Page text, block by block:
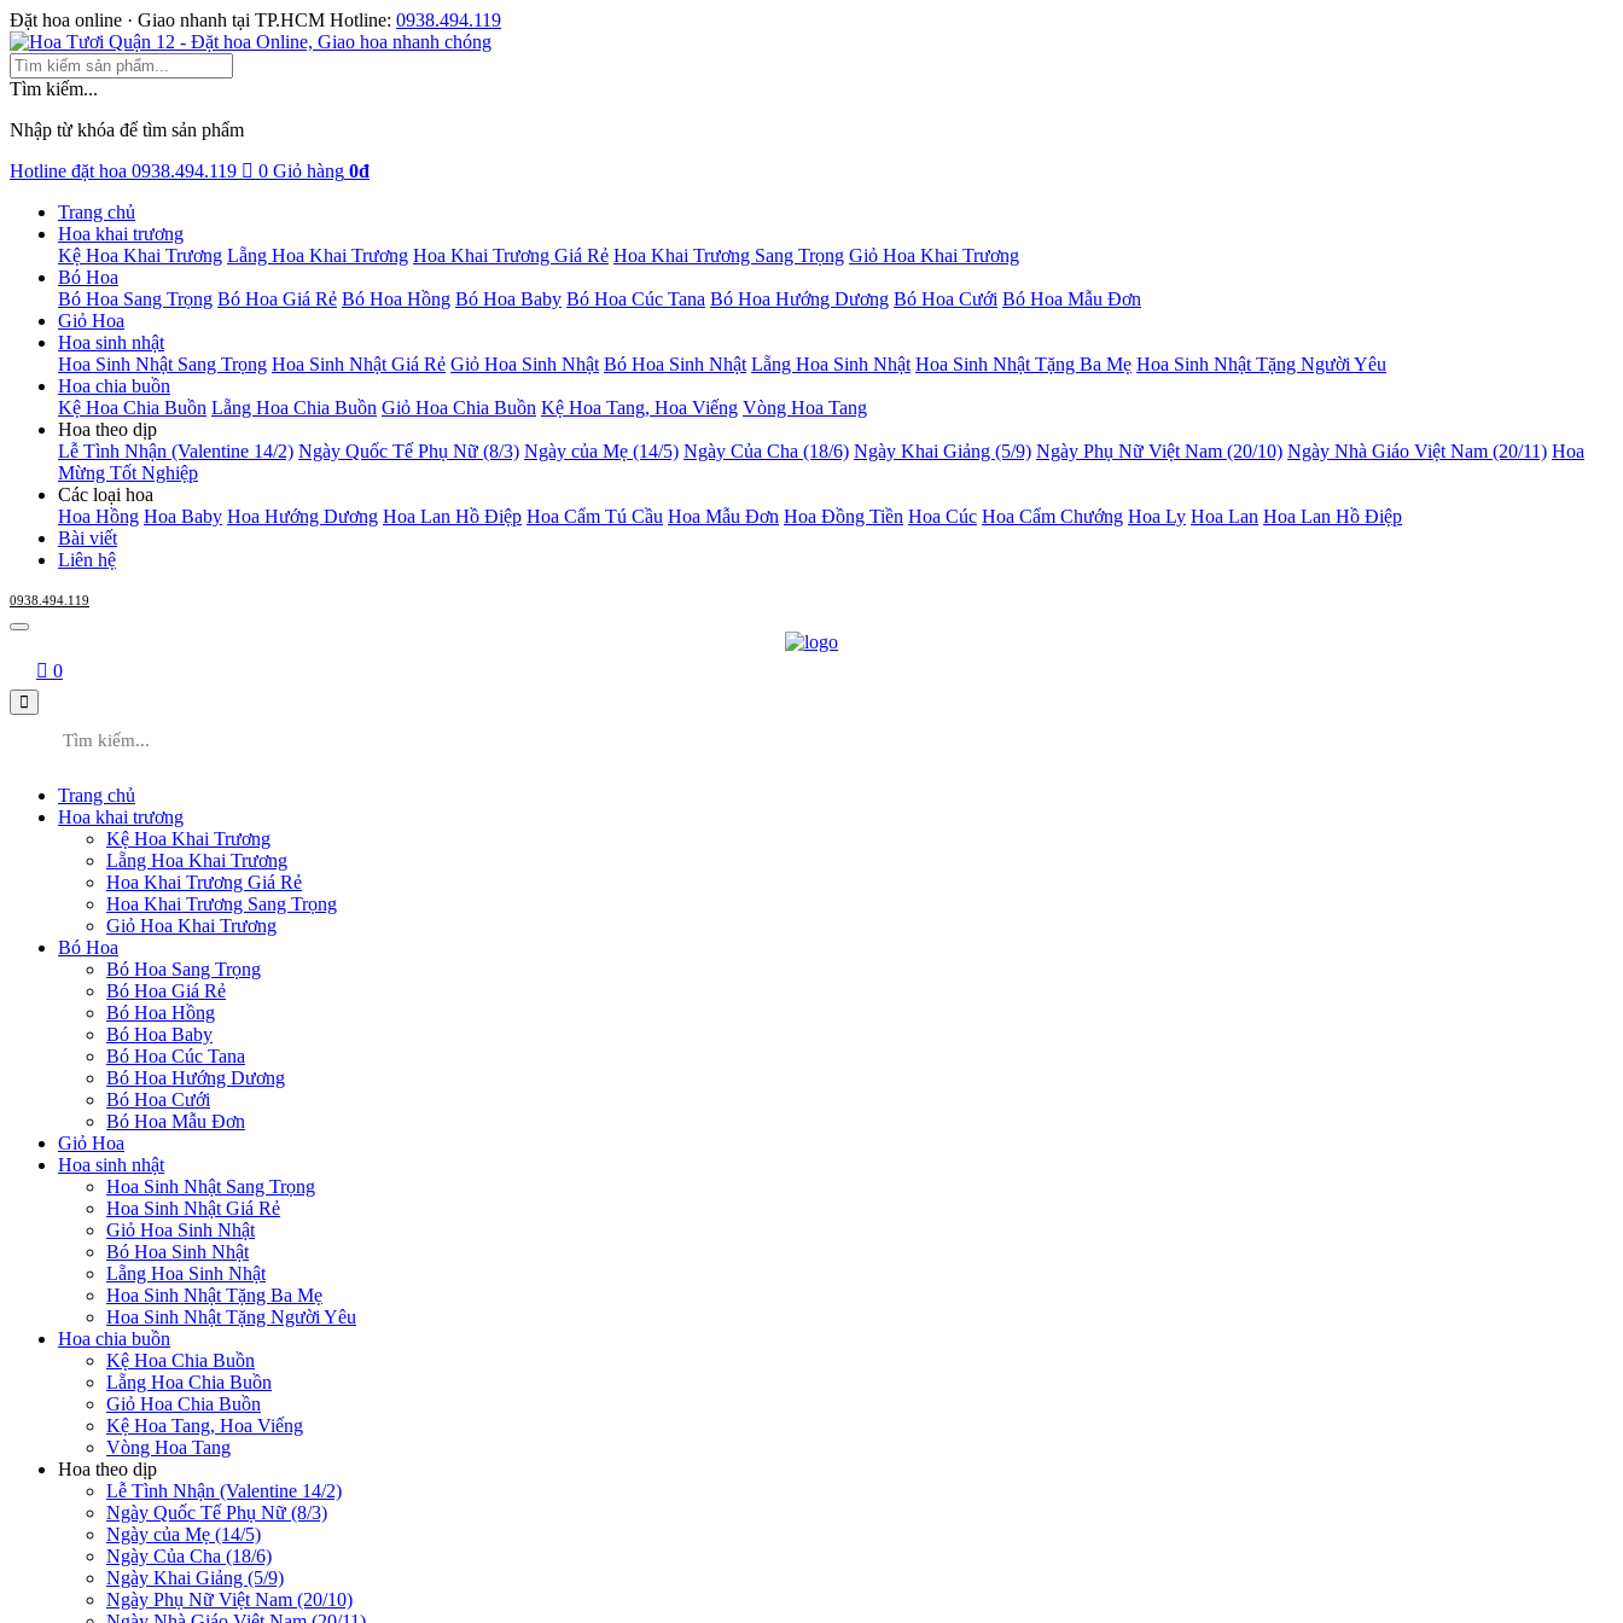
Đặt hoa online · Giao nhanh tại TP.HCM Hotline: 0938.494.119
Tìm kiếm...
Nhập từ khóa để tìm sản phẩm
Hotline đặt hoa 0938.494.119 0 Giỏ hàng 0đ
Trang chủ
Hoa khai trương
Kệ Hoa Khai Trương Lẵng Hoa Khai Trương Hoa Khai Trương Giá Rẻ Hoa Khai Trương Sang Trọng Giỏ Hoa Khai Trương
Bó Hoa
Bó Hoa Sang Trọng Bó Hoa Giá Rẻ Bó Hoa Hồng Bó Hoa Baby Bó Hoa Cúc Tana Bó Hoa Hướng Dương Bó Hoa Cưới Bó Hoa Mẫu Đơn
Giỏ Hoa
Hoa sinh nhật
Hoa Sinh Nhật Sang Trọng Hoa Sinh Nhật Giá Rẻ Giỏ Hoa Sinh Nhật Bó Hoa Sinh Nhật Lẵng Hoa Sinh Nhật Hoa Sinh Nhật Tặng Ba Mẹ Hoa Sinh Nhật Tặng Người Yêu
Hoa chia buồn
Kệ Hoa Chia Buồn Lẵng Hoa Chia Buồn Giỏ Hoa Chia Buồn Kệ Hoa Tang, Hoa Viếng Vòng Hoa Tang
Hoa theo dịp
Lễ Tình Nhận (Valentine 14/2) Ngày Quốc Tế Phụ Nữ (8/3) Ngày của Mẹ (14/5) Ngày Của Cha (18/6) Ngày Khai Giảng (5/9) Ngày Phụ Nữ Việt Nam (20/10) Ngày Nhà Giáo Việt Nam (20/11) Hoa
Mừng Tốt Nghiệp
Các loại hoa
Hoa Hồng Hoa Baby Hoa Hướng Dương Hoa Lan Hồ Điệp Hoa Cẩm Tú Cầu Hoa Mẫu Đơn Hoa Đồng Tiền Hoa Cúc Hoa Cẩm Chướng Hoa Ly Hoa Lan Hoa Lan Hồ Điệp
Bài viết
Liên hệ
0938.494.119
0
Trang chủ
Hoa khai trương
Kệ Hoa Khai Trương
Lẵng Hoa Khai Trương
Hoa Khai Trương Giá Rẻ
Hoa Khai Trương Sang Trọng
Giỏ Hoa Khai Trương
Bó Hoa
Bó Hoa Sang Trọng
Bó Hoa Giá Rẻ
Bó Hoa Hồng
Bó Hoa Baby
Bó Hoa Cúc Tana
Bó Hoa Hướng Dương
Bó Hoa Cưới
Bó Hoa Mẫu Đơn
Giỏ Hoa
Hoa sinh nhật
Hoa Sinh Nhật Sang Trọng
Hoa Sinh Nhật Giá Rẻ
Giỏ Hoa Sinh Nhật
Bó Hoa Sinh Nhật
Lẵng Hoa Sinh Nhật
Hoa Sinh Nhật Tặng Ba Mẹ
Hoa Sinh Nhật Tặng Người Yêu
Hoa chia buồn
Kệ Hoa Chia Buồn
Lẵng Hoa Chia Buồn
Giỏ Hoa Chia Buồn
Kệ Hoa Tang, Hoa Viếng
Vòng Hoa Tang
Hoa theo dịp
Lễ Tình Nhận (Valentine 14/2)
Ngày Quốc Tế Phụ Nữ (8/3)
Ngày của Mẹ (14/5)
Ngày Của Cha (18/6)
Ngày Khai Giảng (5/9)
Ngày Phụ Nữ Việt Nam (20/10)